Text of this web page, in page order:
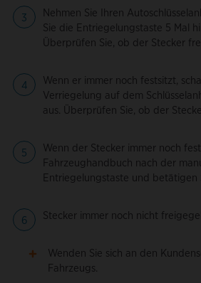
Nehmen Sie Ihren
Sie die Entriegelungstaste 5 Mal
Überprüfen Sie, ob der Stecker
Wenn er immer noch festsitzt,
Verriegelung auf dem
aus. Überprüfen Sie, ob der
Wenn der Stecker immer noch
Fahrzeughandbuch nach der
Entriegelungstaste und betätigen
Stecker immer noch nicht
Wenden Sie sich an den
Fahrzeugs.